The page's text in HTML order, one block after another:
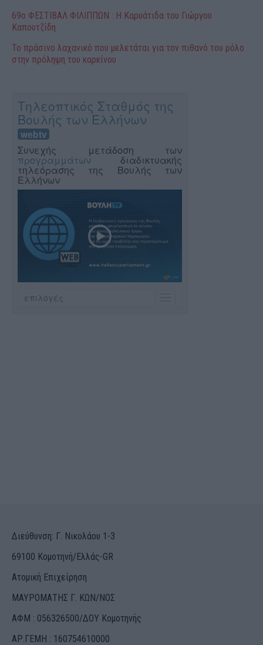
69o ΦΕΣΤΙΒΑΛ ΦΙΛΙΠΠΩΝ : H Καρυάτιδα του Γιώργου
Καπουτζίδη
Το πράσινο λαχανικό που μελετάται για τον πιθανό του ρόλο
στην πρόληψη του καρκίνου
Διεύθυνση: Γ. Νικολάου 1-3
69100 Κομοτηνή/Ελλάς-GR
Ατομική Επιχείρηση
ΜΑΥΡΟΜΑΤΗΣ Γ. ΚΩΝ/ΝΟΣ
ΑΦΜ : 056326500/ΔOΥ Κομοτηνής
ΑΡ.ΓΕΜΗ : 160754610000